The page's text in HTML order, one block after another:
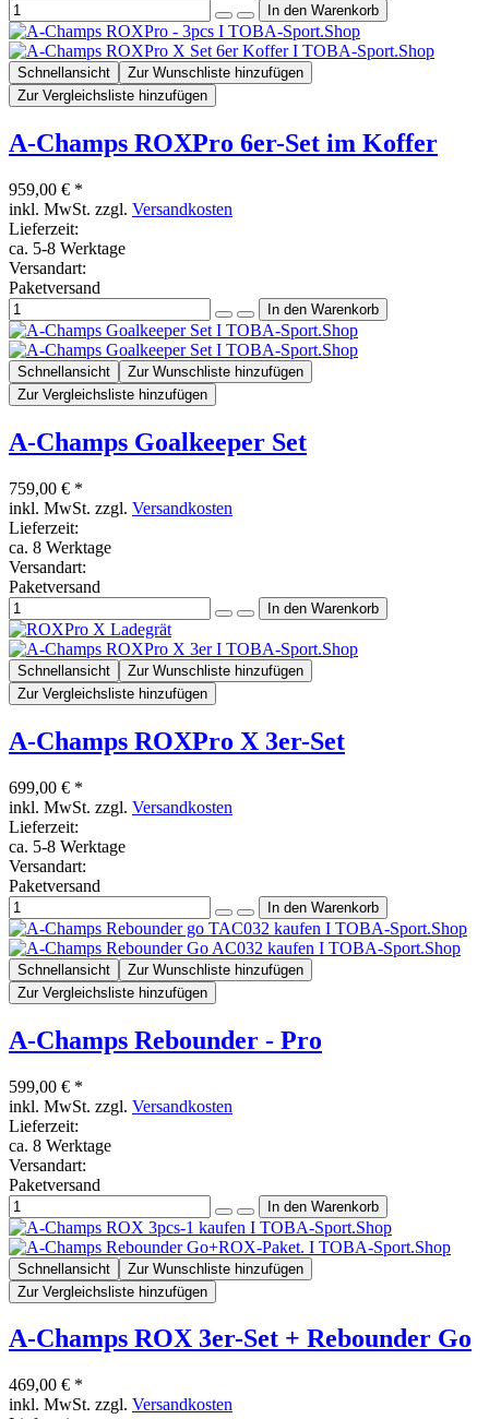
Schnellansicht
Zur Wunschliste hinzufügen
Zur Vergleichsliste hinzufügen
A-Champs ROXPro 6er-Set im Koffer
959,00 € *
inkl. MwSt. zzgl. Versandkosten
Lieferzeit:
ca. 5-8 Werktage
Versandart:
Paketversand
Schnellansicht
Zur Wunschliste hinzufügen
Zur Vergleichsliste hinzufügen
A-Champs Goalkeeper Set
759,00 € *
inkl. MwSt. zzgl. Versandkosten
Lieferzeit:
ca. 8 Werktage
Versandart:
Paketversand
Schnellansicht
Zur Wunschliste hinzufügen
Zur Vergleichsliste hinzufügen
A-Champs ROXPro X 3er-Set
699,00 € *
inkl. MwSt. zzgl. Versandkosten
Lieferzeit:
ca. 5-8 Werktage
Versandart:
Paketversand
Schnellansicht
Zur Wunschliste hinzufügen
Zur Vergleichsliste hinzufügen
A-Champs Rebounder - Pro
599,00 € *
inkl. MwSt. zzgl. Versandkosten
Lieferzeit:
ca. 8 Werktage
Versandart:
Paketversand
Schnellansicht
Zur Wunschliste hinzufügen
Zur Vergleichsliste hinzufügen
A-Champs ROX 3er-Set + Rebounder Go
469,00 € *
inkl. MwSt. zzgl. Versandkosten